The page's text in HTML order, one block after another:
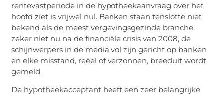
rentevastperiode in de hypotheekaanvraag over het
hoofd ziet is vrijwel nul. Banken staan tenslotte niet
bekend als de meest vergevingsgezinde branche,
zeker niet nu na de financiële crisis van 2008, de
schijnwerpers in de media vol zijn gericht op banken
en elke misstand, reëel of verzonnen, breeduit wordt
gemeld.
De hypotheekacceptant heeft een zeer belangrijke